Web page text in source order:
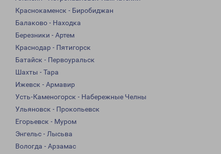
Краснокаменск - Биробиджан
Балаково - Находка
Березники - Артем
Краснодар - Пятигорск
Батайск - Первоуральск
Шахты - Тара
Ижевск - Армавир
Усть-Каменогорск - Набережные Челны
Ульяновск - Прокопьевск
Егорьевск - Муром
Энгельс - Лысьва
Вологда - Арзамас